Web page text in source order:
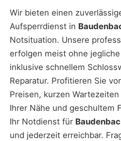
Wir bieten einen
Aufsperrdienst in
Notsituation. Unsere
erfolgen meist ohne
inklusive schnellem
Reparatur. Profitieren Sie
Preisen, kurzen
Ihrer Nähe und geschultem
Ihr Notdienst für
und jederzeit erreichbar.